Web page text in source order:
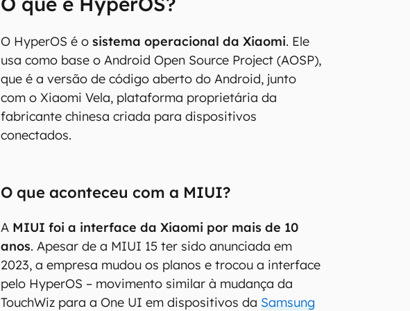
O HyperOS é osistema operacional da Xiaomi. Ele
usa como base o Android Open Source Project (AOSP),
que é a versão de código aberto do Android, junto
com o Xiaomi Vela, plataforma proprietária da
fabricante chinesa criada para dispositivos
conectados.
O que aconteceu com a MIUI?
A MIUI foi a interface da Xiaomi por mais de 10
anos. Apesar de a MIUI 15 ter sido anunciada em
2023, a empresa mudou os planos e trocou a interface
pelo HyperOS – movimento similar à mudança da
TouchWiz para a One UI em dispositivos da Samsung